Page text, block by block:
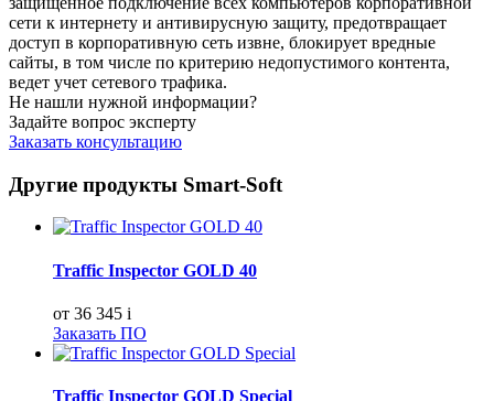
сети к интернету и антивирусную защиту, предотвращает
доступ в корпоративную сеть извне, блокирует вредные
сайты, в том числе по критерию недопустимого контента,
ведет учет сетевого трафика.
Не нашли нужной информации?
Задайте вопрос эксперту
Заказать консультацию
Другие продукты Smart-Soft
Traffic Inspector GOLD 40
от 36 345 i
Заказать ПО
Traffic Inspector GOLD Special